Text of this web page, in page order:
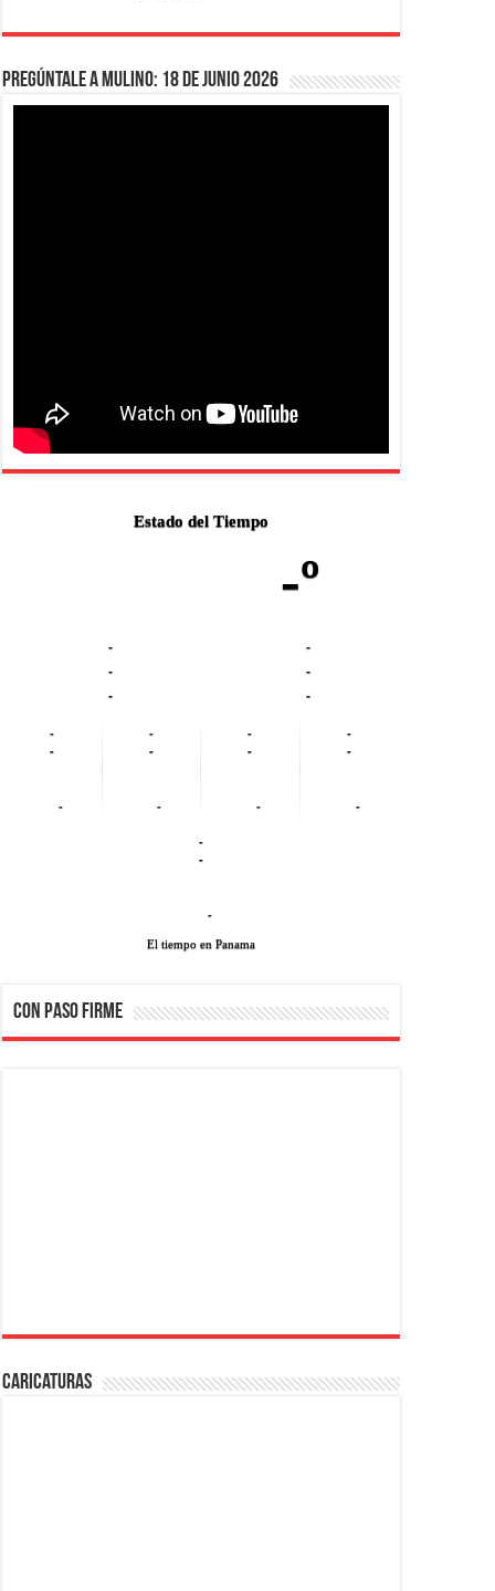
Pregúntale a Mulino: 18 de junio 2026
Estado del Tiempo
-º
-
-
-
-
-
-
-
-
-
-
-
-
-
-
-
-
-
-
-
-
-
El tiempo en Panama
CON PASO FIRME
Caricaturas